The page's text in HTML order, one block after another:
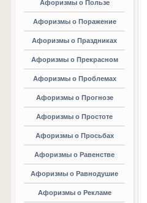
Афоризмы о Пользе
Афоризмы о Поражение
Афоризмы о Праздниках
Афоризмы о Прекрасном
Афоризмы о Проблемах
Афоризмы о Прогнозе
Афоризмы о Простоте
Афоризмы о Просьбах
Афоризмы о Равенстве
Афоризмы о Равнодушие
Афоризмы о Рекламе